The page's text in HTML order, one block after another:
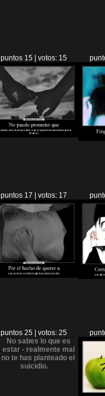
puntos 15 | votos: 15
puntos 17 | votos: 17
puntos 25 | votos: 25